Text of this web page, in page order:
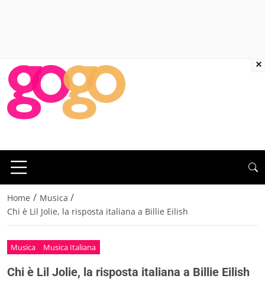
Home / Musica /
Chi è Lil Jolie, la risposta italiana a Billie Eilish
Musica Musica Italiana
Chi è Lil Jolie, la risposta italiana a Billie Eilish
×